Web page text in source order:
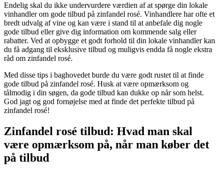
Endelig skal du ikke undervurdere værdien af at spørge din lokale
vinhandler om gode tilbud på zinfandel rosé. Vinhandlere har ofte et
bredt udvalg af vine og kan være i stand til at anbefale dig nogle
gode tilbud eller give dig information om kommende salg eller
rabatter. Ved at opbygge et godt forhold til din lokale vinhandler kan
du få adgang til eksklusive tilbud og muligvis endda få nogle ekstra
råd om zinfandel rosé.
Med disse tips i baghovedet burde du være godt rustet til at finde
gode tilbud på zinfandel rosé. Husk at være opmærksom og
tålmodig i din søgen, da gode tilbud kan dukke op når som helst.
God jagt og god fornøjelse med at finde det perfekte tilbud på
zinfandel rosé!
Zinfandel rosé tilbud: Hvad man skal
være opmærksom på, når man køber det
på tilbud